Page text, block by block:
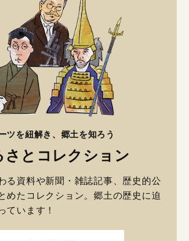
ツを紐解き、郷土を知ろう
さとコレクション
る資料や新聞・雑誌記事、歴史的公
めたコレクション。郷土の歴史に迫
ています！